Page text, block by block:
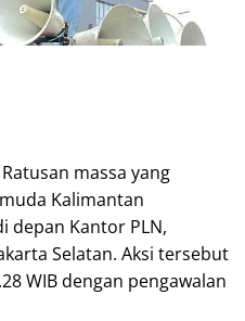
massa yang
Kalimantan
depan Kantor PLN,
Selatan. Aksi tersebut
WIB dengan pengawalan